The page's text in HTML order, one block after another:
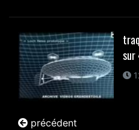
sur
précédent